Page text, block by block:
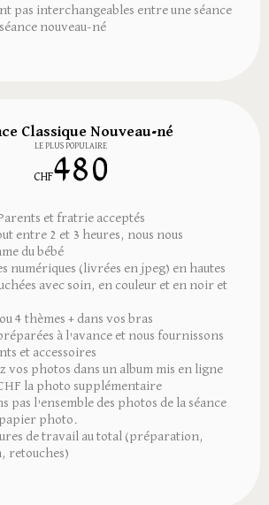
pas interchangeables entre une séance
nouveau-né
Classique Nouveau-né
LE PLUS POPULAIRE
CHF480
et fratrie acceptés
entre 2 et 3 heures, nous nous
du bébé
numériques (livrées en jpeg) en hautes
avec soin, en couleur et en noir et
4 thèmes + dans vos bras
à l'avance et nous fournissons
et accessoires
vos photos dans un album mis en ligne
la photo supplémentaire
pas l'ensemble des photos de la séance
photo.
de travail au total (préparation,
retouches)